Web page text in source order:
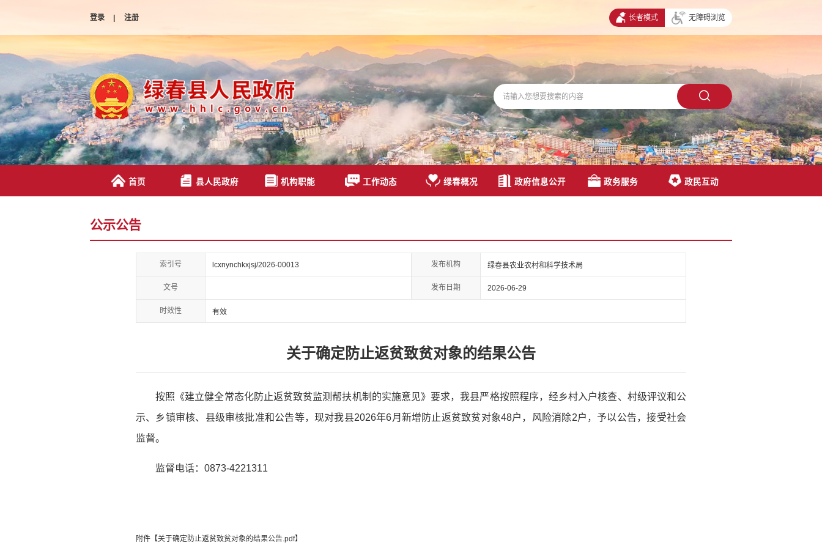
登录 | 注册 长者模式 无障碍浏览
首页 县人民政府 机构职能 工作动态 绿春概况 政府信息公开 政务服务 政民互动
公示公告
索引号 lcxnynchkxjsj/2026-00013 发布机构 绿春县农业农村和科学技术局
文号 发布日期 2026-06-29
时效性 有效
关于确定防止返贫致贫对象的结果公告
按照《建立健全常态化防止返贫致贫监测帮扶机制的实施意见》要求，我县严格按照程序，经乡村入户核查、村级评议和公
示、乡镇审核、县级审核批准和公告等，现对我县2026年6月新增防止返贫致贫对象48户，风险消除2户，予以公告，接受社会
监督。
监督电话：0873-4221311
附件【关于确定防止返贫致贫对象的结果公告.pdf】